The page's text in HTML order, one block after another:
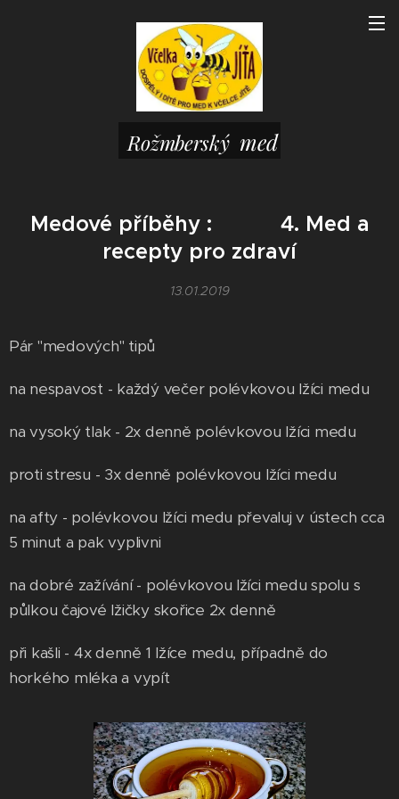
Rožmberský med
Medové příběhy : 4. Med a
recepty pro zdraví
13.01.2019
Pár "medových" tipů
na nespavost - každý večer polévkovou lžíci medu
na vysoký tlak - 2x denně polévkovou lžíci medu
proti stresu - 3x denně polévkovou lžíci medu
na afty - polévkovou lžíci medu převaluj v ústech cca
5 minut a pak vyplivni
na dobré zažívání - polévkovou lžíci medu spolu s
půlkou čajové lžičky skořice 2x denně
při kašli - 4x denně 1 lžíce medu, případně do
horkého mléka a vypít